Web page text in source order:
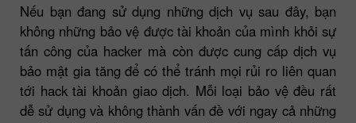
Nếu bạn đang sử dụng những dịch vụ sau đây, bạn
không những bảo vệ được tài khoản của mình khỏi sự
tấn công của hacker mà còn được cung cấp dịch vụ
bảo mật gia tăng để có thể tránh mọi rủi ro liên quan
tới hack tài khoản giao dịch. Mỗi loại bảo vệ đều rất
dễ sử dụng và không thành vấn đề với ngay cả những